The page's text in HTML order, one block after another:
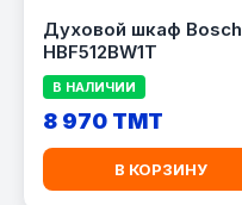
Духовой шкаф Bosch
HBF512BW1T
В НАЛИЧИИ
8 970 TMT
В КОРЗИНУ